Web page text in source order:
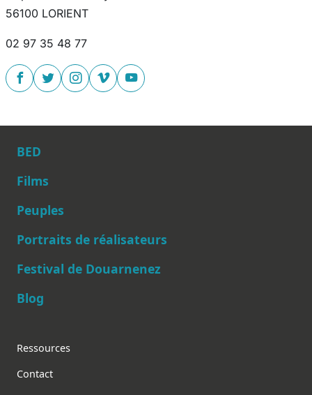
56100 LORIENT
02 97 35 48 77
Main navigation
BED
Films
Peuples
Portraits de réalisateurs
Festival de Douarnenez
Blog
Footer
Ressources
Contact